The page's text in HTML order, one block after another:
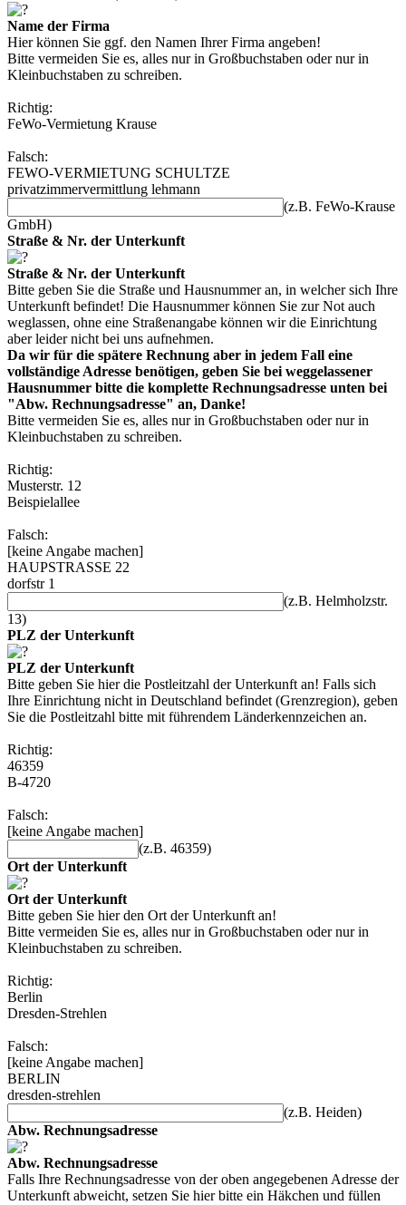
Name der Firma
Hier können Sie ggf. den Namen Ihrer Firma angeben!
Bitte vermeiden Sie es, alles nur in Großbuchstaben oder nur in
Kleinbuchstaben zu schreiben.
Richtig:
FeWo-Vermietung Krause
Falsch:
FEWO-VERMIETUNG SCHULTZE
privatzimmervermittlung lehmann
(z.B. FeWo-Krause
GmbH)
Straße & Nr. der Unterkunft
Straße & Nr. der Unterkunft
Bitte geben Sie die Straße und Hausnummer an, in welcher sich Ihre
Unterkunft befindet! Die Hausnummer können Sie zur Not auch
weglassen, ohne eine Straßenangabe können wir die Einrichtung
aber leider nicht bei uns aufnehmen.
Da wir für die spätere Rechnung aber in jedem Fall eine
vollständige Adresse benötigen, geben Sie bei weggelassener
Hausnummer bitte die komplette Rechnungsadresse unten bei
"Abw. Rechnungsadresse" an, Danke!
Bitte vermeiden Sie es, alles nur in Großbuchstaben oder nur in
Kleinbuchstaben zu schreiben.
Richtig:
Musterstr. 12
Beispielallee
Falsch:
[keine Angabe machen]
HAUPSTRASSE 22
dorfstr 1
(z.B. Helmholzstr.
13)
PLZ der Unterkunft
PLZ der Unterkunft
Bitte geben Sie hier die Postleitzahl der Unterkunft an! Falls sich
Ihre Einrichtung nicht in Deutschland befindet (Grenzregion), geben
Sie die Postleitzahl bitte mit führendem Länderkennzeichen an.
Richtig:
46359
B-4720
Falsch:
[keine Angabe machen]
(z.B. 46359)
Ort der Unterkunft
Ort der Unterkunft
Bitte geben Sie hier den Ort der Unterkunft an!
Bitte vermeiden Sie es, alles nur in Großbuchstaben oder nur in
Kleinbuchstaben zu schreiben.
Richtig:
Berlin
Dresden-Strehlen
Falsch:
[keine Angabe machen]
BERLIN
dresden-strehlen
(z.B. Heiden)
Abw. Rechnungsadresse
Abw. Rechnungsadresse
Falls Ihre Rechnungsadresse von der oben angegebenen Adresse der
Unterkunft abweicht, setzen Sie hier bitte ein Häkchen und füllen